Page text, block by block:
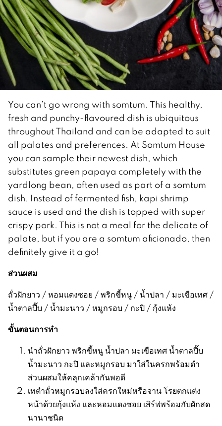
You can’t go wrong with somtum. This healthy,
fresh and punchy-flavoured dish is ubiquitous
throughout Thailand and can be adapted to suit
all palates and preferences. At Somtum House
you can sample their newest dish, which
substitutes green papaya completely with the
yardlong bean, often used as part of a somtum
dish. Instead of fermented fish, kapi shrimp
sauce is used and the dish is topped with super
crispy pork. This is not a meal for the delicate of
palate, but if you are a somtum aficionado, then
definitely give it a go!
ส่วนผสม
ถั่วฝักยาว / หอมแดงซอย / พริกขี้หนู / น้ำปลา / มะเขือเทศ /
น้ำตาลปี๊บ / น้ำมะนาว / หมูกรอบ / กะปิ / กุ้งแห้ง
ขั้นตอนการทำ
นำถั่วฝักยาว พริกขี้หนู น้ำปลา มะเขือเทศ น้ำตาลปี๊บ
น้ำมะนาว กะปิ และหมูกรอบ มาใส่ในครกพร้อมตำ
ส่วนผสมให้คลุกเคล้ากันพอดี
เทตำถั่วหมูกรอบลงใส่ครกใหม่หรือจาน โรยตกแต่ง
หน้าด้วยกุ้งแห้ง และหอมแดงซอย เสิร์ฟพร้อมกับผักสด
นานาชนิด